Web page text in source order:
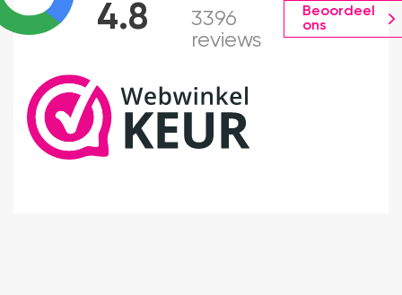
4.8
3396
reviews
Beoordeel
ons